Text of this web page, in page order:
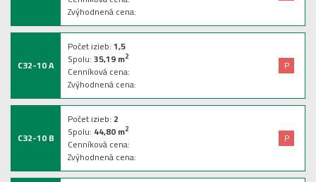
Zvýhodnená cena:
C32-10 A
Počet izieb:1,5
Spolu:35,19m2
Cenníková cena:
Zvýhodnená cena:
P
C32-10 B
Počet izieb: 2
Spolu: 44,80m2
Cenníková cena:
Zvýhodnená cena:
P